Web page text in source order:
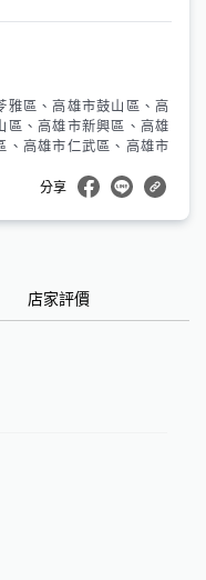
雅區、高雄市鼓山區、高
區、高雄市新興區、高雄
、高雄市仁武區、高雄市
分享
店家評價